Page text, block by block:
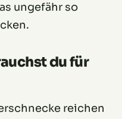
ungefähr so
du für
reichen